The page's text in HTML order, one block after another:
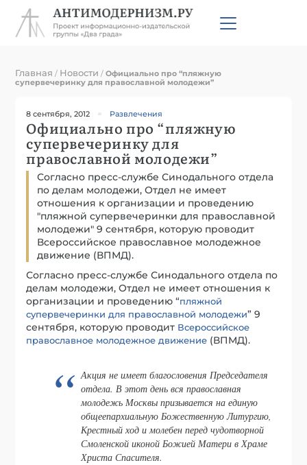
Главная / Новости /Официально про “пляжную
супервечеринку для православной молодежи”
8 сентября, 2012 Развлечения
Официально про “пляжную
супервечеринку для
православной молодежи”
Согласно пресс-службе Синодального отдела
по делам молодежи, Отдел не имеет
отношения к организации и проведению
"пляжной супервечеринки для православной
молодежи" 9 сентября, которую проводит
Всероссийское православное молодежное
движение (ВПМД).
Согласно пресс-службе Синодального отдела по
делам молодежи, Отдел не имеет отношения к
организации и проведению “пляжной
супервечеринки для православной молодежи” 9
сентября, которую проводит Всероссийское
православное молодежное движение (ВПМД).
Акция не имеет благословения Председателя
отдела. В этот день вся православная
молодежь Москвы призывается на единую
общеепархиальную Божественную Литургию,
Крестный ход и молебен перед чудотворной
Смоленской иконой Божией Матери в Храме
Христа Спасителя.